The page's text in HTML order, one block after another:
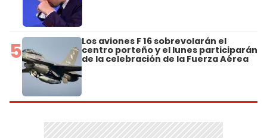
5 Los aviones F 16 sobrevolarán el
centro porteño y el lunes participarán
de la celebración de la Fuerza Aérea